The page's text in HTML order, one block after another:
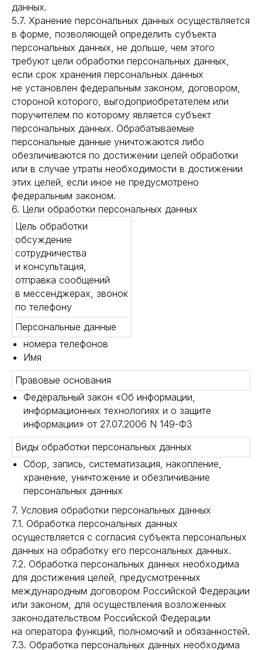
данных.
5.7. Хранение персональных данных осуществляется
в форме, позволяющей определить субъекта
персональных данных, не дольше, чем этого
требуют цели обработки персональных данных,
если срок хранения персональных данных
не установлен федеральным законом, договором,
стороной которого, выгодоприобретателем или
поручителем по которому является субъект
персональных данных. Обрабатываемые
персональные данные уничтожаются либо
обезличиваются по достижении целей обработки
или в случае утраты необходимости в достижении
этих целей, если иное не предусмотрено
федеральным законом.
6. Цели обработки персональных данных
Цель обработки
обсуждение
сотрудничества
и консультация,
отправка сообщений
в мессенджерах, звонок
по телефону
Персональные данные
номера телефонов
Имя
Правовые основания
Федеральный закон «Об информации,
информационных технологиях и о защите
информации» от 27.07.2006 N 149-ФЗ
Виды обработки персональных данных
Сбор, запись, систематизация, накопление,
хранение, уничтожение и обезличивание
персональных данных
7. Условия обработки персональных данных
7.1. Обработка персональных данных
осуществляется с согласия субъекта персональных
данных на обработку его персональных данных.
7.2. Обработка персональных данных необходима
для достижения целей, предусмотренных
международным договором Российской Федерации
или законом, для осуществления возложенных
законодательством Российской Федерации
на оператора функций, полномочий и обязанностей.
7.3. Обработка персональных данных необходима